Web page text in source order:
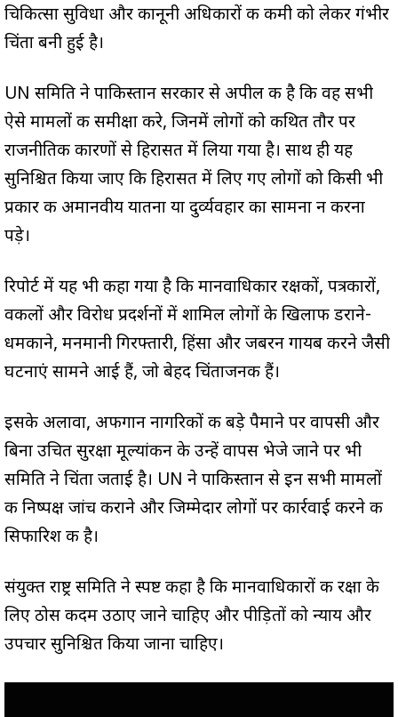
चिकित्सा सुविधा और कानूनी अधिकारों की कमी को लेकर गंभीर
चिंता बनी हुई है।
UN समिति ने पाकिस्तान सरकार से अपील की है कि वह सभी
ऐसे मामलों की समीक्षा करे, जिनमें लोगों को कथित तौर पर
राजनीतिक कारणों से हिरासत में लिया गया है। साथ ही यह
सुनिश्चित किया जाए कि हिरासत में लिए गए लोगों को किसी भी
प्रकार की अमानवीय यातना या दुर्व्यवहार का सामना न करना
पड़े।
रिपोर्ट में यह भी कहा गया है कि मानवाधिकार रक्षकों, पत्रकारों,
वकीलों और विरोध प्रदर्शनों में शामिल लोगों के खिलाफ डराने-
धमकाने, मनमानी गिरफ्तारी, हिंसा और जबरन गायब करने जैसी
घटनाएं सामने आई हैं, जो बेहद चिंताजनक हैं।
इसके अलावा, अफगान नागरिकों की बड़े पैमाने पर वापसी और
बिना उचित सुरक्षा मूल्यांकन के उन्हें वापस भेजे जाने पर भी
समिति ने चिंता जताई है। UN ने पाकिस्तान से इन सभी मामलों
की निष्पक्ष जांच कराने और जिम्मेदार लोगों पर कार्रवाई करने की
सिफारिश की है।
संयुक्त राष्ट्र समिति ने स्पष्ट कहा है कि मानवाधिकारों की रक्षा के
लिए ठोस कदम उठाए जाने चाहिए और पीड़ितों को न्याय और
उपचार सुनिश्चित किया जाना चाहिए।